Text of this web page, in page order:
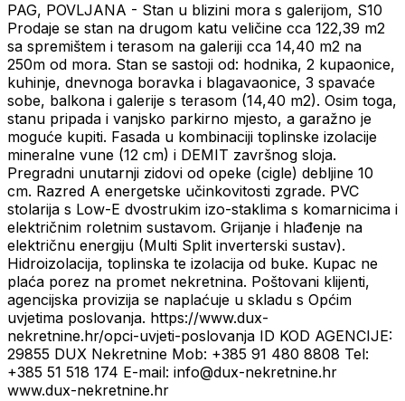
PAG, POVLJANA - Stan u blizini mora s galerijom, S10
Prodaje se stan na drugom katu veličine cca 122,39 m2
sa spremištem i terasom na galeriji cca 14,40 m2 na
250m od mora. Stan se sastoji od: hodnika, 2 kupaonice,
kuhinje, dnevnoga boravka i blagavaonice, 3 spavaće
sobe, balkona i galerije s terasom (14,40 m2). Osim toga,
stanu pripada i vanjsko parkirno mjesto, a garažno je
moguće kupiti. Fasada u kombinaciji toplinske izolacije
mineralne vune (12 cm) i DEMIT završnog sloja.
Pregradni unutarnji zidovi od opeke (cigle) debljine 10
cm. Razred A energetske učinkovitosti zgrade. PVC
stolarija s Low-E dvostrukim izo-staklima s komarnicima i
električnim roletnim sustavom. Grijanje i hlađenje na
električnu energiju (Multi Split inverterski sustav).
Hidroizolacija, toplinska te izolacija od buke. Kupac ne
plaća porez na promet nekretnina. Poštovani klijenti,
agencijska provizija se naplaćuje u skladu s Općim
uvjetima poslovanja. https://www.dux-
nekretnine.hr/opci-uvjeti-poslovanja ID KOD AGENCIJE:
29855 DUX Nekretnine Mob: +385 91 480 8808 Tel:
+385 51 518 174 E-mail: info@dux-nekretnine.hr
www.dux-nekretnine.hr